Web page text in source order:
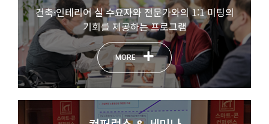
건축·인테리어 실 수요자와 전문가와의 1:1 미팅의
기회를 제공하는 프로그램
MORE